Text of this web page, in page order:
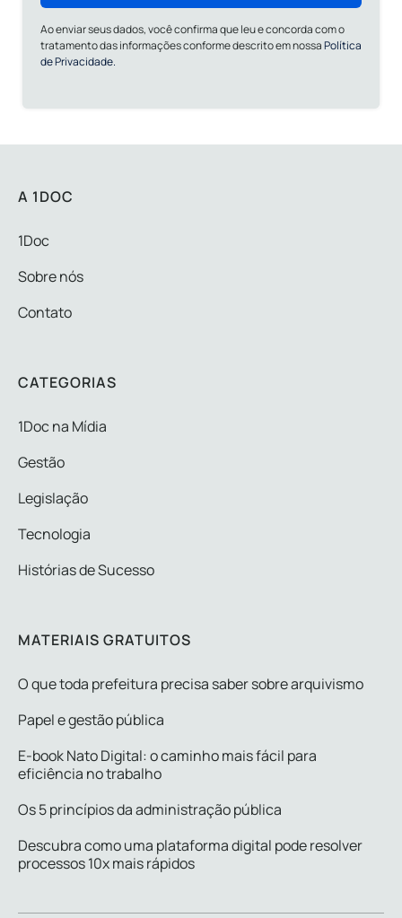
Ao enviar seus dados, você confirma que leu e concorda com o
tratamento das informações conforme descrito em nossaPolítica
de Privacidade.
A 1DOC
1Doc
Sobre nós
Contato
CATEGORIAS
1Doc na Mídia
Gestão
Legislação
Tecnologia
Histórias de Sucesso
MATERIAIS GRATUITOS
O que toda prefeitura precisa saber sobre arquivismo
Papel e gestão pública
E-book Nato Digital: o caminho mais fácil para
eficiência no trabalho
Os 5 princípios da administração pública
Descubra como uma plataforma digital pode resolver
processos 10x mais rápidos